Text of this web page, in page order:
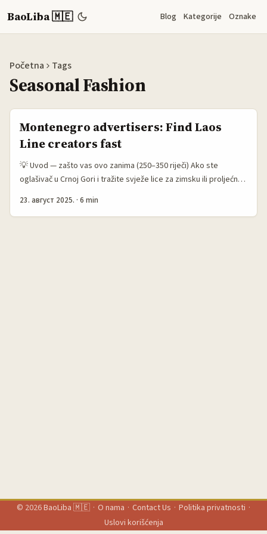
BaoLiba 🇲🇪 Blog Kategorije Oznake
Početna Tags
Seasonal Fashion
Montenegro advertisers: Find Laos
Line creators fast
💡 Uvod — zašto vas ovo zanima (250–350 riječi) Ako ste
oglašivač u Crnoj Gori i tražite svježe lice za zimsku ili proljećnu
tamo raste scena: lokalni kreatori koriste Line, TikTok i
23. август 2025. · 6 min
© 2026BaoLiba 🇲🇪 · O nama · Contact Us · Politika privatnosti ·
Uslovi korišćenja